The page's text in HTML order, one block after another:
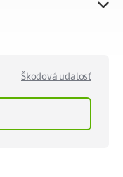
Škodová udalosť